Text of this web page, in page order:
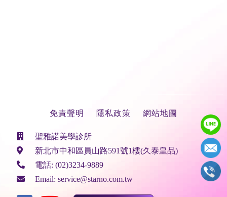
聖雅諾美學診所
新北市中和區員山路591號1樓(久泰皇品)
電話: (02)3234-9889
Email: service@starno.com.tw
免責聲明 隱私政策 網站地圖